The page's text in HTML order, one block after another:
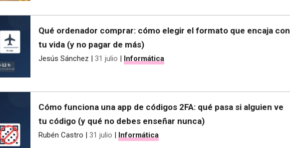
Qué ordenador comprar: cómo elegir el formato que encaja con
tu vida (y no pagar de más)
Jesús Sánchez | 31 julio | Informática
Cómo funciona una app de códigos 2FA: qué pasa si alguien ve
tu código (y qué no debes enseñar nunca)
Rubén Castro | 31 julio | Informática